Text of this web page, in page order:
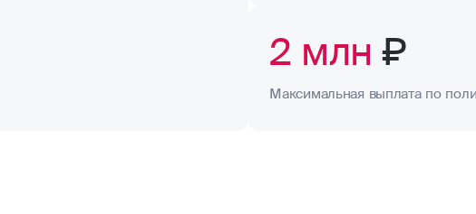
2 млн ₽
Максимальная выплата по